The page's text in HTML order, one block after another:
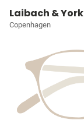
Laibach & York
Copenhagen